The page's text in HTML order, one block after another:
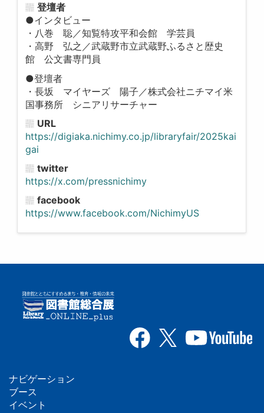
登壇者
●インタビュー
・八巻 聡／知覧特攻平和会館 学芸員
・高野 弘之／武蔵野市立武蔵野ふるさと歴史
館 公文書専門員
●登壇者
・長坂 マイヤーズ 陽子／株式会社ニチマイ米
国事務所 シニアリサーチャー
URL
https://digiaka.nichimy.co.jp/libraryfair/2025kai
gai
twitter
https://x.com/pressnichimy
facebook
https://www.facebook.com/NichimyUS
フ
ナビゲーション
ブース
イベント